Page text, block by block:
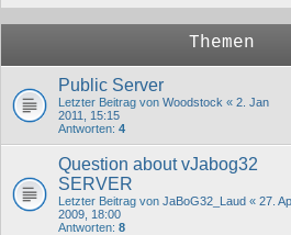
Themen
Public Server
Letzter Beitrag von Woodstock « 2. Jan
2011, 15:15
Antworten: 4
Question about vJabog32
SERVER
Letzter Beitrag von JaBoG32_Laud « 27.
2009, 18:00
Antworten: 8